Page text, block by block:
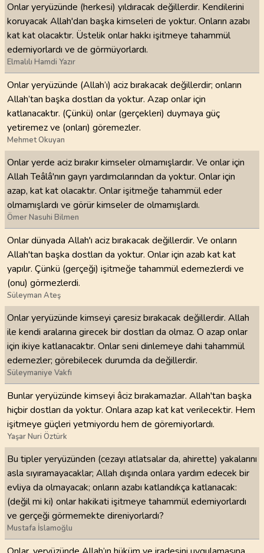
Onlar yeryüzünde (herkesi) yıldıracak değillerdir. Kendilerini
koruyacak Allah'dan başka kimseleri de yoktur. Onların azabı
kat kat olacaktır. Üstelik onlar hakkı işitmeye tahammül
edemiyorlardı ve de görmüyorlardı.
Elmalılı Hamdi Yazır
Onlar yeryüzünde (Allah’ı) aciz bırakacak değillerdir; onların
Allah’tan başka dostları da yoktur. Azap onlar için
katlanacaktır. (Çünkü) onlar (gerçekleri) duymaya güç
yetiremez ve (onları) göremezler.
Mehmet Okuyan
Onlar yerde aciz bırakır kimseler olmamışlardır. Ve onlar için
Allah Teâlâ'nın gayrı yardımcılarından da yoktur. Onlar için
azap, kat kat olacaktır. Onlar işitmeğe tahammül eder
olmamışlardı ve görür kimseler de olmamışlardı.
Ömer Nasuhi Bilmen
Onlar dünyada Allah'ı aciz bırakacak değillerdir. Ve onların
Allah'tan başka dostları da yoktur. Onlar için azab kat kat
yapılır. Çünkü (gerçeği) işitmeğe tahammül edemezlerdi ve
(onu) görmezlerdi.
Süleyman Ateş
Onlar yeryüzünde kimseyi çaresiz bırakacak değillerdir. Allah
ile kendi aralarına girecek bir dostları da olmaz. O azap onlar
için ikiye katlanacaktır. Onlar seni dinlemeye dahi tahammül
edemezler; görebilecek durumda da değillerdir.
Süleymaniye Vakfı
Bunlar yeryüzünde kimseyi âciz bırakamazlar. Allah'tan başka
hiçbir dostları da yoktur. Onlara azap kat kat verilecektir. Hem
işitmeye güçleri yetmiyordu hem de göremiyorlardı.
Yaşar Nuri Öztürk
Bu tipler yeryüzünden (cezayı atlatsalar da, ahirette) yakalarını
asla sıyıramayacaklar; Allah dışında onlara yardım edecek bir
evliya da olmayacak; onların azabı katlandıkça katlanacak:
(değil mi ki) onlar hakikati işitmeye tahammül edemiyorlardı
ve gerçeği görmemekte direniyorlardı?
Mustafa İslamoğlu